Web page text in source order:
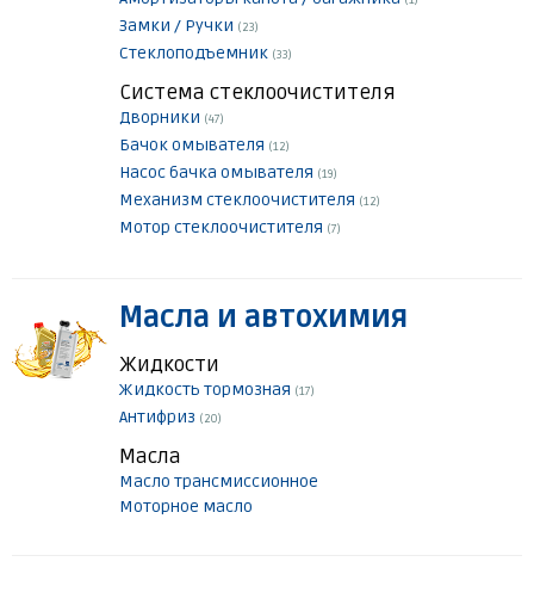
Замки / Ручки (23)
Стеклоподъемник (33)
Система стеклоочистителя
Дворники (47)
Бачок омывателя (12)
Насос бачка омывателя (19)
Механизм стеклоочистителя (12)
Мотор стеклоочистителя (7)
Масла и автохимия
Жидкости
Жидкость тормозная (17)
Антифриз (20)
Масла
Масло трансмиссионное
Моторное масло